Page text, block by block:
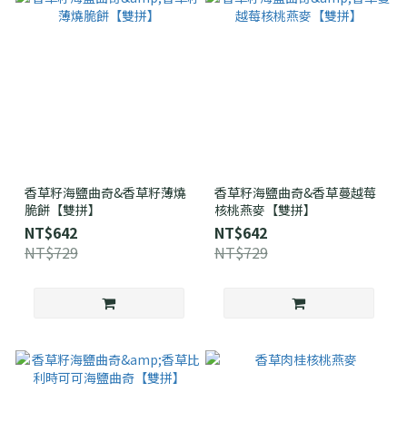
香草籽海鹽曲奇&香草籽薄燒
脆餅【雙拼】
NT$642
NT$729
香草籽海鹽曲奇&香草蔓越莓
核桃燕麥【雙拼】
NT$642
NT$729